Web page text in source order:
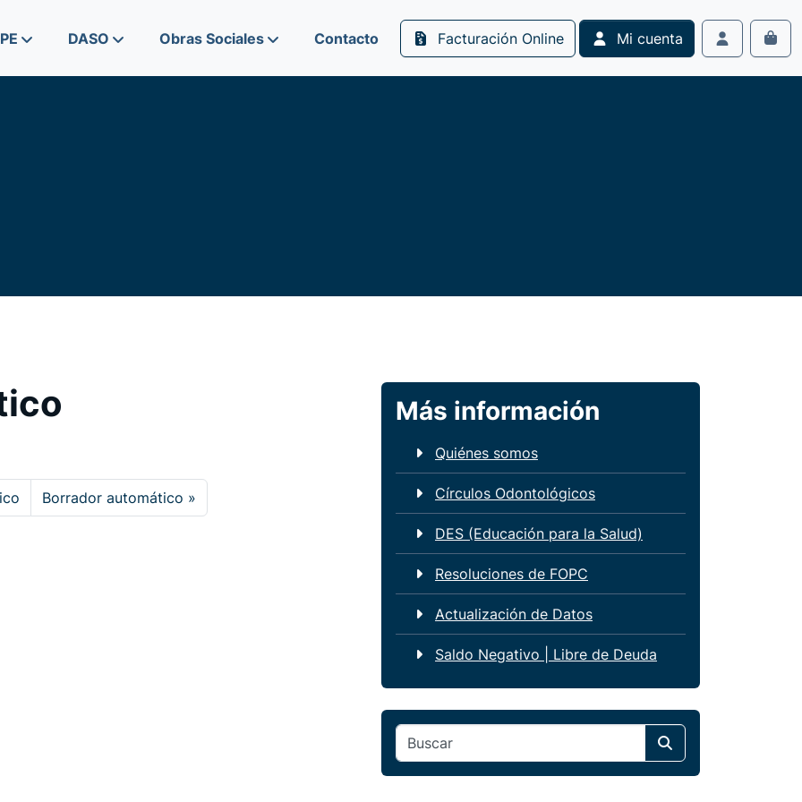
DASO Obras Sociales Contacto Facturación Online
Mi cuenta
Account
Cart
Borrador automático
Más información
Quiénes somos
Círculos Odontológicos
DES (Educación para la Salud)
Resoluciones de FOPC
Actualización de Datos
Saldo Negativo | Libre de Deuda